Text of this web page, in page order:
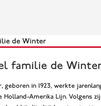
familie de
geboren in 1923, werkte
Holland-Amerika Lijn. Volgens